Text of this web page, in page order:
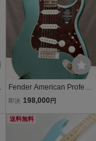
フェンダーUSAストラト
キャスター
Fender American Professi
onal Classic Stratocaster
Metallic フェンダー スト
ラトキャスター
即決 198,000 円
送料無料